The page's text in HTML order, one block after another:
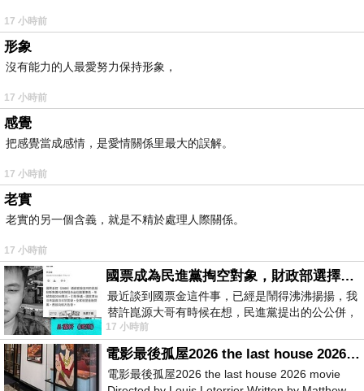
17 小時前
形象
沒有能力的人最愛努力保持形象，
17 小時前
感覺
把感覺當成感情，是愛情關係里最大的誤解。
17 小時前
老實
老實的另一個含義，就是不精於處理人際關係。
17 小時前
國票成為民進黨掏空對象，財政部選擇性失憶
最近談到國票金這件事，已經是鬧得沸沸揚揚，我
替許崑源大哥有時候在想，民進黨提出的公公併，
其實就是想要國庫通黨庫，鬧出最大的醜
17 小時前
電影最後孤屋2026 the last house 2026 movie
電影最後孤屋2026 the last house 2026 movie